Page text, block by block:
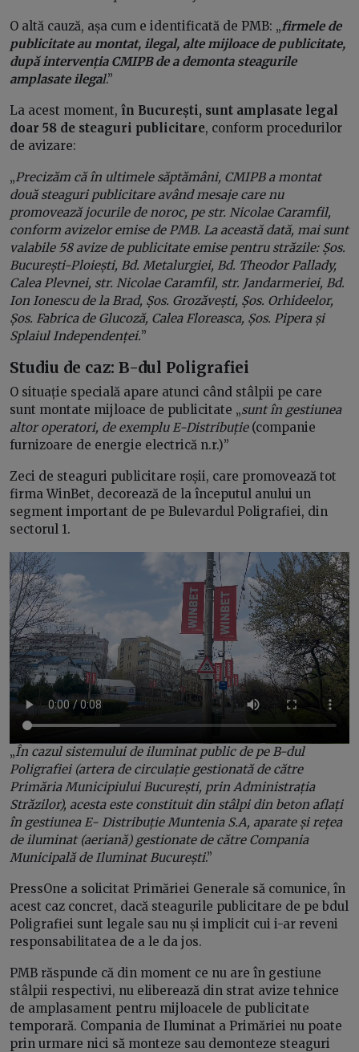
O altă cauză, așa cum e identificată de PMB: „firmele de
publicitate au montat, ilegal, alte mijloace de publicitate,
după intervenția CMIPB de a demonta steagurile
amplasate ilegal.”
La acest moment, în București, sunt amplasate legal
doar 58 de steaguri publicitare, conform procedurilor
de avizare:
„Precizăm că în ultimele săptămâni, CMIPB a montat
două steaguri publicitare având mesaje care nu
promovează jocurile de noroc, pe str. Nicolae Caramfil,
conform avizelor emise de PMB. La această dată, mai sunt
valabile 58 avize de publicitate emise pentru străzile: Șos.
București-Ploiești, Bd. Metalurgiei, Bd. Theodor Pallady,
Calea Plevnei, str. Nicolae Caramfil, str. Jandarmeriei, Bd.
Ion Ionescu de la Brad, Șos. Grozăvești, Șos. Orhideelor,
Șos. Fabrica de Glucoză, Calea Floreasca, Șos. Pipera și
Splaiul Independenței.”
Studiu de caz: B-dul Poligrafiei
O situație specială apare atunci când stâlpii pe care
sunt montate mijloace de publicitate „sunt în gestiunea
altor operatori, de exemplu E-Distribuție(companie
furnizoare de energie electrică n.r.)”
Zeci de steaguri publicitare roșii, care promovează tot
firma WinBet, decorează de la începutul anului un
segment important de pe Bulevardul Poligrafiei, din
sectorul 1.
„În cazul sistemului de iluminat public de pe B-dul
Poligrafiei (artera de circulație gestionată de către
Primăria Municipiului București, prin Administrația
Străzilor), acesta este constituit din stâlpi din beton aflați
în gestiunea E- Distribuție Muntenia S.A, aparate și rețea
de iluminat (aeriană) gestionate de către Compania
Municipală de Iluminat București.”
PressOne a solicitat Primăriei Generale să comunice, în
acest caz concret, dacă steagurile publicitare de pe bdul
Poligrafiei sunt legale sau nu și implicit cui i-ar reveni
responsabilitatea de a le da jos.
PMB răspunde că din moment ce nu are în gestiune
stâlpii respectivi, nu eliberează din strat avize tehnice
de amplasament pentru mijloacele de publicitate
temporară. Compania de Iluminat a Primăriei nu poate
prin urmare nici să monteze sau demonteze steaguri